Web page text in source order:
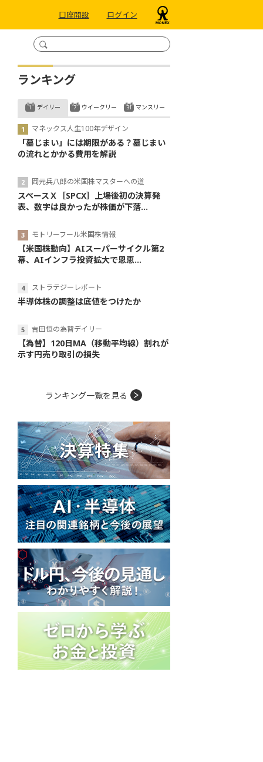
口座開設 ログイン
ランキング
デイリー
マネックス人生100年デザイン
「墓じまい」には期限がある？墓じまい
の流れとかかる費用を解説
岡元兵八郎の米国株マスターへの道
スペースＸ［SPCX］上場後初の決算発
表、数字は良かったが株価が下落...
モトリーフール米国株情報
【米国株動向】AIスーパーサイクル第2
幕、AIインフラ投資拡大で恩恵...
ストラテジーレポート
半導体株の調整は底値をつけたか
吉田恒の為替デイリー
【為替】120日MA（移動平均線）割れが
示す円売り取引の損失
ウイークリー マンスリー
ランキング一覧を見る